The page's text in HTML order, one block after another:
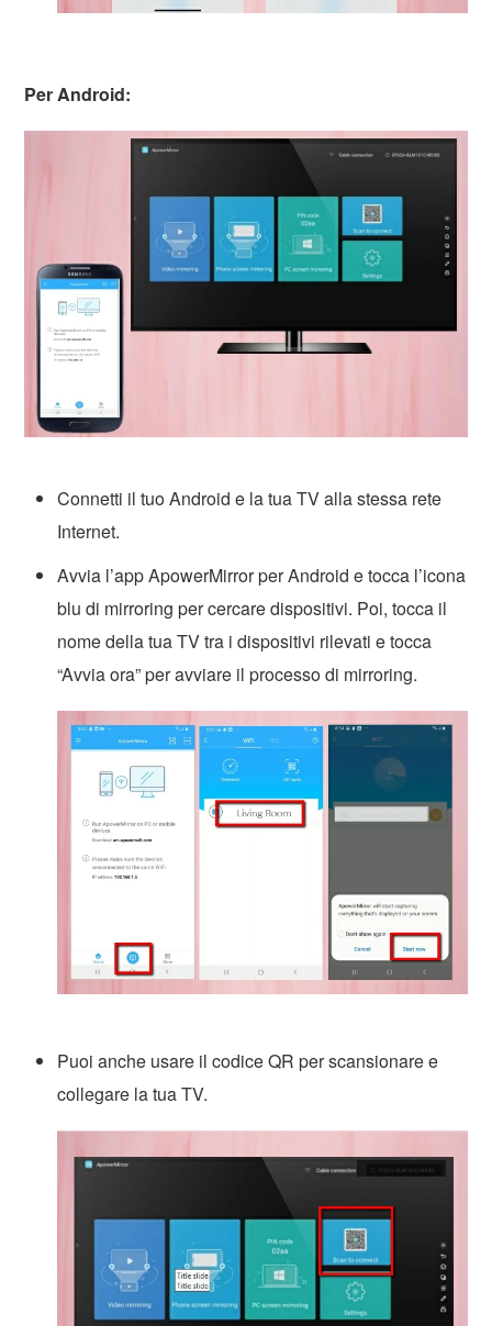
Per Android:
Connetti il tuo Android e la tua TV alla stessa rete
Internet.
Avvia l’app ApowerMirror per Android e tocca l’icona
blu di mirroring per cercare dispositivi. Poi, tocca il
nome della tua TV tra i dispositivi rilevati e tocca
“Avvia ora” per avviare il processo di mirroring.
Puoi anche usare il codice QR per scansionare e
collegare la tua TV.